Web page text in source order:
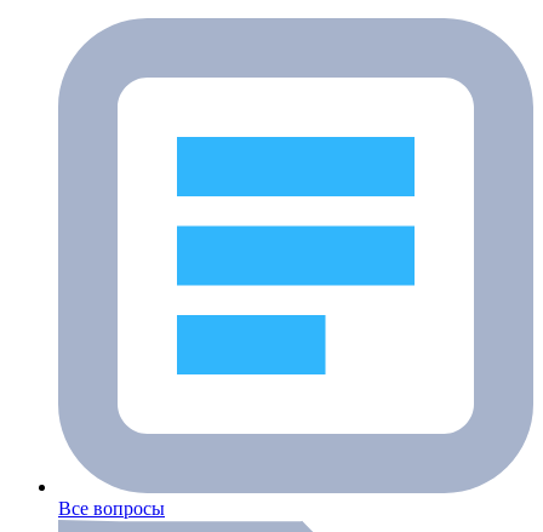
Все вопросы